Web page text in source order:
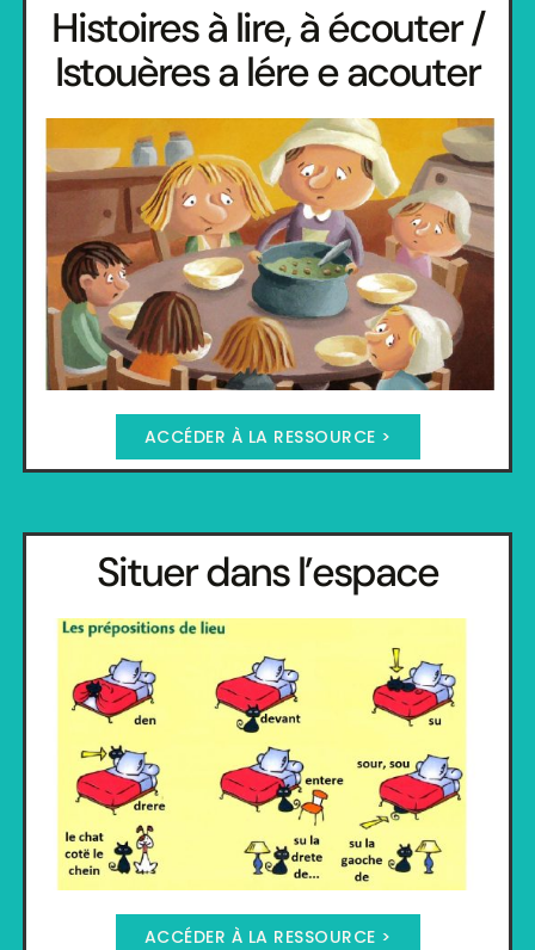
Histoires à lire, à écouter /
Istouères a lére e acouter
ACCÉDER À LA RESSOURCE >
Situer dans l’espace
ACCÉDER À LA RESSOURCE >